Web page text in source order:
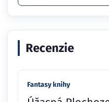
Recenzie
Fantasy knihy